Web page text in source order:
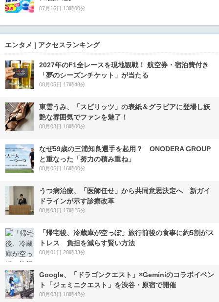
07月16日 13時00分
エンタメ | アクセスランキング
2027年のF1全レースを現地観戦！ 航空券・宿泊費付き
「夢のシーズンチケット」が当たる
08月05日 17時48分
東雲うみ、「スピリッツ」の表紙＆グラビアに登場し妖
艶な雰囲気でファンを魅了！
08月03日 18時00分
なぜ59歳の三浦知良選手を起用？ ONODERA GROUP
と重なった「努力の積み重ね」
08月05日 16時00分
うつ病治療、「医師任せ」から共同意思決定へ 新ガイ
ドラインが示す診療改革
08月03日 17時25分
「帰宅後、冷蔵庫が空っぽ」旅行前後の食事に約5割がス
トレス 負担を減らす賢い方法
08月01日 20時33分
Google、「ドラゴンクエスト」×Geminiのコラボイベン
ト「ジェミニクエスト」を渋谷・原宿で開催
08月03日 18時42分